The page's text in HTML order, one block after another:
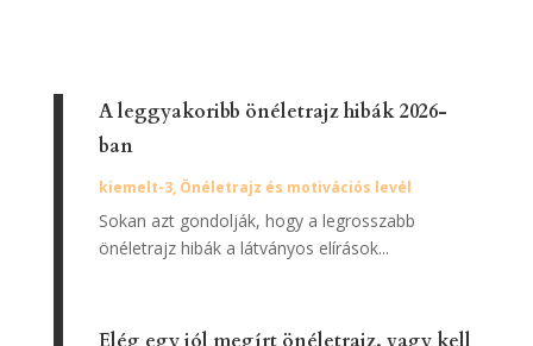
A leggyakoribb önéletrajz hibák 2026-
ban
kiemelt-3, Önéletrajz és motivációs levél
Sokan azt gondolják, hogy a legrosszabb
önéletrajz hibák a látványos elírások...